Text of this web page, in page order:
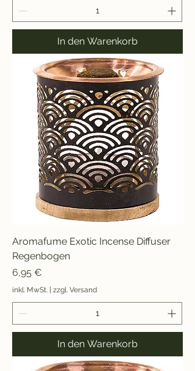
In den Warenkorb
Aromafume Exotic Incense Diffuser
Regenbogen
Preis
6,95 €
inkl. MwSt. | zzgl. Versand
In den Warenkorb